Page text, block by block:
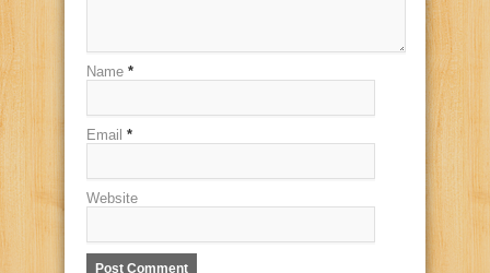
Name *
Email *
Website